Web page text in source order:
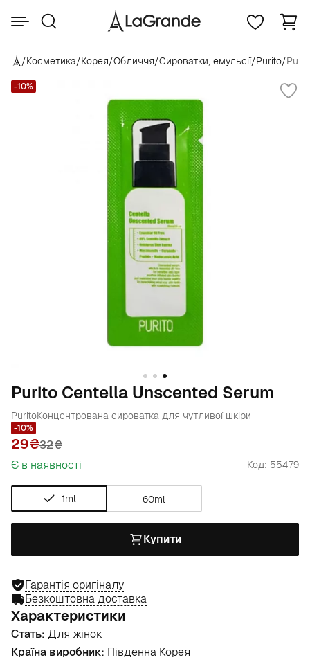
/Косметика/Корея/Обличчя/Сироватки, емульсії/Purito/
-10%
Purito Centella Unscented Serum
PuritoКонцентрована сироватка для чутливої шкіри
-10%
29 32₴
Є в наявності
Код: 55479
1ml 60ml
Купити
Гарантія оригіналу
Безкоштовна доставка
Характеристики
Стать: Для жінок
Країна виробник: Південна Корея